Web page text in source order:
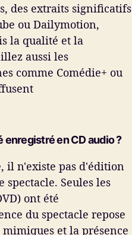
des extraits significatifs
ou Dailymotion,
la qualité et la
aussi les
comme Comédie+ ou
en CD audio ?
il n'existe pas d'édition
spectacle. Seules les
ont été
du spectacle repose
et la présence